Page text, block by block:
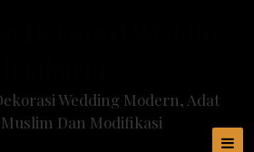
Wedding Modern, Adat
Dan Modifikasi